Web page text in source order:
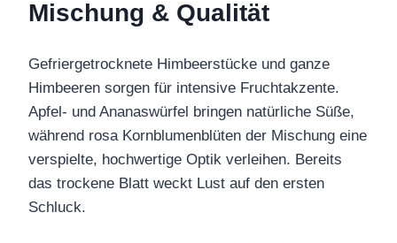
Mischung & Qualität
Gefriergetrocknete Himbeerstücke und ganze
Himbeeren sorgen für intensive Fruchtakzente.
Apfel- und Ananaswürfel bringen natürliche Süße,
während rosa Kornblumenblüten der Mischung eine
verspielte, hochwertige Optik verleihen. Bereits
das trockene Blatt weckt Lust auf den ersten
Schluck.